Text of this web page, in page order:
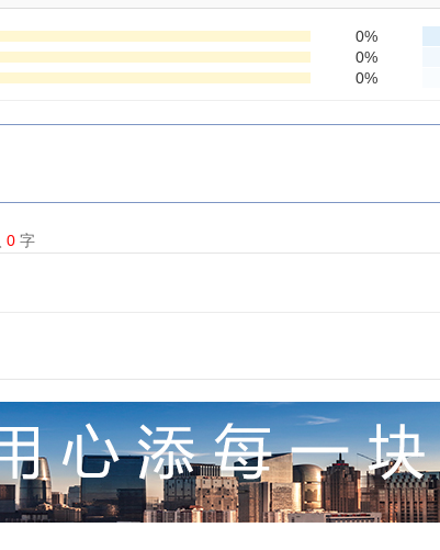
0%
0%
0%
0 字